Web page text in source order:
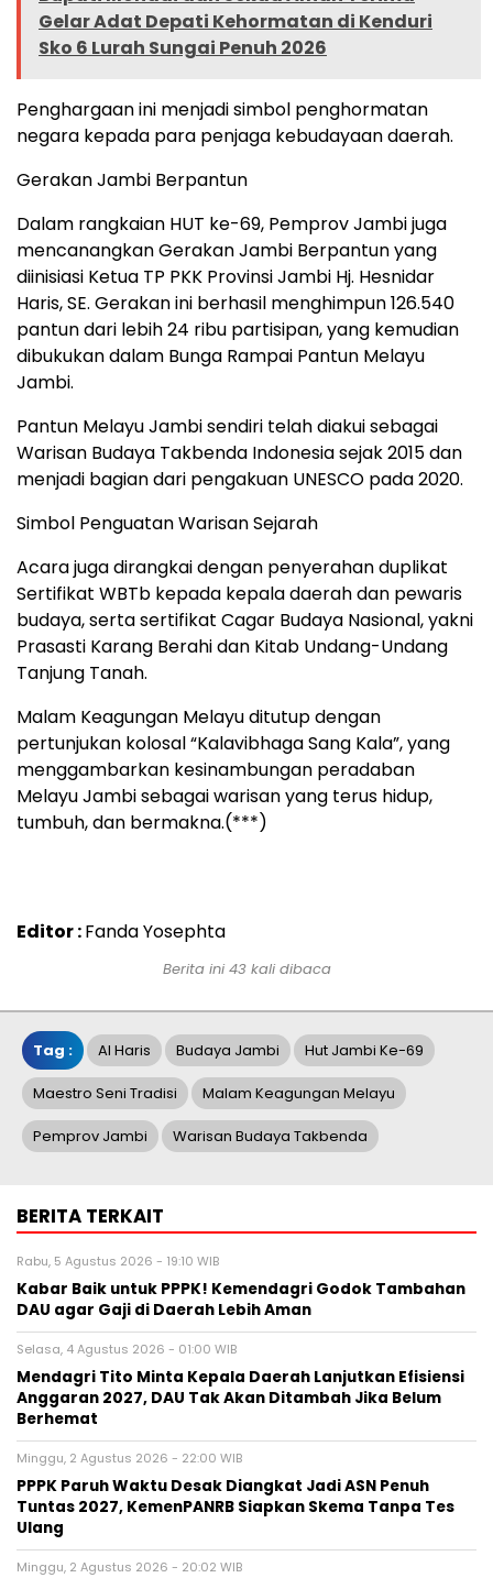
Gelar Adat Depati Kehormatan di Kenduri
Sko 6 Lurah Sungai Penuh 2026
Penghargaan ini menjadi simbol penghormatan
negara kepada para penjaga kebudayaan daerah.
Gerakan Jambi Berpantun
Dalam rangkaian HUT ke-69, Pemprov Jambi juga
mencanangkan Gerakan Jambi Berpantun yang
diinisiasi Ketua TP PKK Provinsi Jambi Hj. Hesnidar
Haris, SE. Gerakan ini berhasil menghimpun 126.540
pantun dari lebih 24 ribu partisipan, yang kemudian
dibukukan dalam Bunga Rampai Pantun Melayu
Jambi.
Pantun Melayu Jambi sendiri telah diakui sebagai
Warisan Budaya Takbenda Indonesia sejak 2015 dan
menjadi bagian dari pengakuan UNESCO pada 2020.
Simbol Penguatan Warisan Sejarah
Acara juga dirangkai dengan penyerahan duplikat
Sertifikat WBTb kepada kepala daerah dan pewaris
budaya, serta sertifikat Cagar Budaya Nasional, yakni
Prasasti Karang Berahi dan Kitab Undang-Undang
Tanjung Tanah.
Malam Keagungan Melayu ditutup dengan
pertunjukan kolosal “Kalavibhaga Sang Kala”, yang
menggambarkan kesinambungan peradaban
Melayu Jambi sebagai warisan yang terus hidup,
tumbuh, dan bermakna.(***)
Editor :Fanda Yosephta
Berita ini 43 kali dibaca
Tag : Al Haris Budaya Jambi Hut Jambi Ke-69
Maestro Seni Tradisi Malam Keagungan Melayu
Pemprov Jambi Warisan Budaya Takbenda
BERITA TERKAIT
Rabu, 5 Agustus 2026 - 19:10 WIB
Kabar Baik untuk PPPK! Kemendagri Godok Tambahan
DAU agar Gaji di Daerah Lebih Aman
Selasa, 4 Agustus 2026 - 01:00 WIB
Mendagri Tito Minta Kepala Daerah Lanjutkan Efisiensi
Anggaran 2027, DAU Tak Akan Ditambah Jika Belum
Berhemat
Minggu, 2 Agustus 2026 - 22:00 WIB
PPPK Paruh Waktu Desak Diangkat Jadi ASN Penuh
Tuntas 2027, KemenPANRB Siapkan Skema Tanpa Tes
Ulang
Minggu, 2 Agustus 2026 - 20:02 WIB